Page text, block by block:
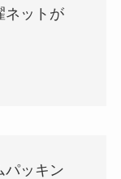
ネットが
パッキン